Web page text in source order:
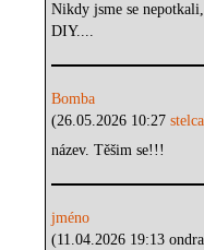
Nikdy jsme se
DIY....
Bomba
(26.05.2026 10:27
název. Těšim se!!!
jméno
(11.04.2026 19:13